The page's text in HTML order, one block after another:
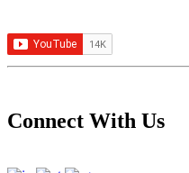
Connect With Us